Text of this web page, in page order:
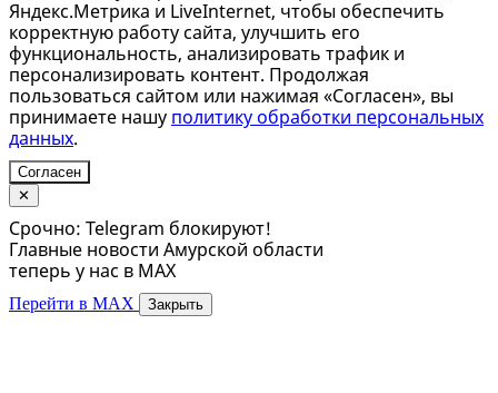
Яндекс.Метрика и LiveInternet, чтобы обеспечить
корректную работу сайта, улучшить его
функциональность, анализировать трафик и
персонализировать контент. Продолжая
пользоваться сайтом или нажимая «Согласен», вы
принимаете нашу политику обработки персональных
данных.
Согласен
✕
Срочно: Telegram блокируют!
Главные новости Амурской области
теперь у нас в MAX
Перейти в MAX Закрыть